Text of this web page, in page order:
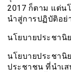
2017 ก็ตาม แต่น
นำสู่การปฏิบัติอย่
นโยบายประชานิ
นโยบายประชานิ
ประชาชน ที่นำเส